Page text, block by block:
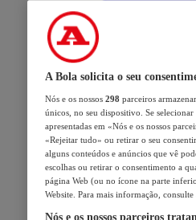
A Bola solicita o seu
Nós e os nossos 298 parceiros
únicos, no seu dispositivo. Se
apresentadas em «Nós e os nossos
«Rejeitar tudo» ou retirar o seu
alguns conteúdos e anúncios que vê
escolhas ou retirar o consentimento a
página Web (ou no ícone na parte
Website. Para mais informação,
Nós e os nossos parceiros